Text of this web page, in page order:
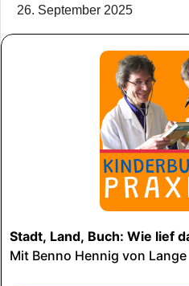
26. September 2025